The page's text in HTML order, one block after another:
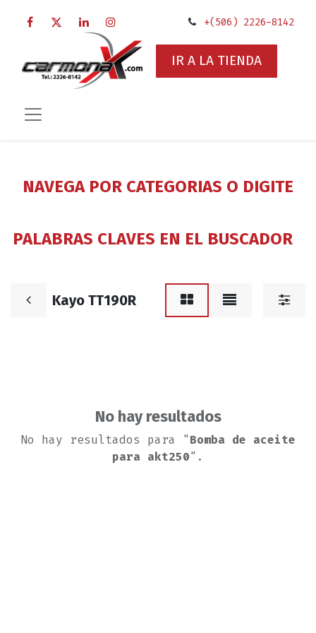
+(506) 2226-8142
IR A LA TIENDA
NAVEGA POR CATEGORIAS O DIGITE
PALABRAS CLAVES EN EL BUSCADOR
Kayo TT190R
No hay resultados
No hay resultados para "Bomba de aceite
para akt250".